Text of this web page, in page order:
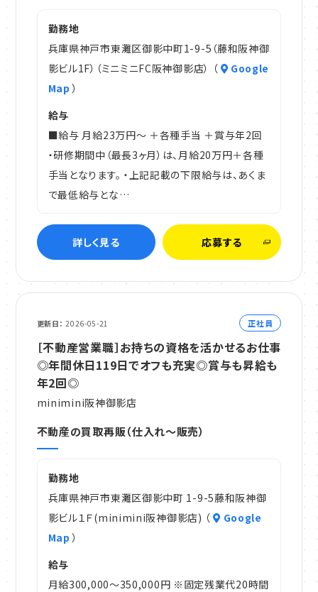
勤務地
兵庫県神戸市東灘区御影中町1-9-5（藤和阪神御
影ビル1F）（ミニミニFC阪神御影店） （
Google
Map ）
給与
■給与 月給23万円～ ＋各種手当 ＋賞与年2回
・研修期間中（最長3ヶ月）は、月給20万円＋各種
手当となります。 ・上記記載の下限給与は、あくま
で最低給与とな…
詳しく見る 応募する
更新日 2026-05-21 正社員
［不動産営業職］お持ちの資格を活かせるお仕事
◎年間休日119日でオフも充実◎賞与も昇給も
年2回◎
minimini阪神御影店
不動産の買取再販（仕入れ～販売）
勤務地
兵庫県神戸市東灘区御影中町 1-9-5藤和阪神御
影ビル１Ｆ(minimini阪神御影店) （
Google
Map ）
給与
月給300,000～350,000円 ※固定残業代20時間